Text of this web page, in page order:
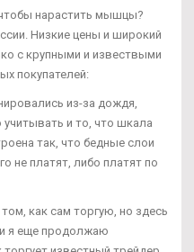
нарастить мышцы?
Низкие цены и широкий
с крупными и извествыми
покупателей:
из-за дождя,
и то, что шкала
так, что бедные слои
не платят, либо платят по
как сам торгую, но здесь
и я еще продолжаю